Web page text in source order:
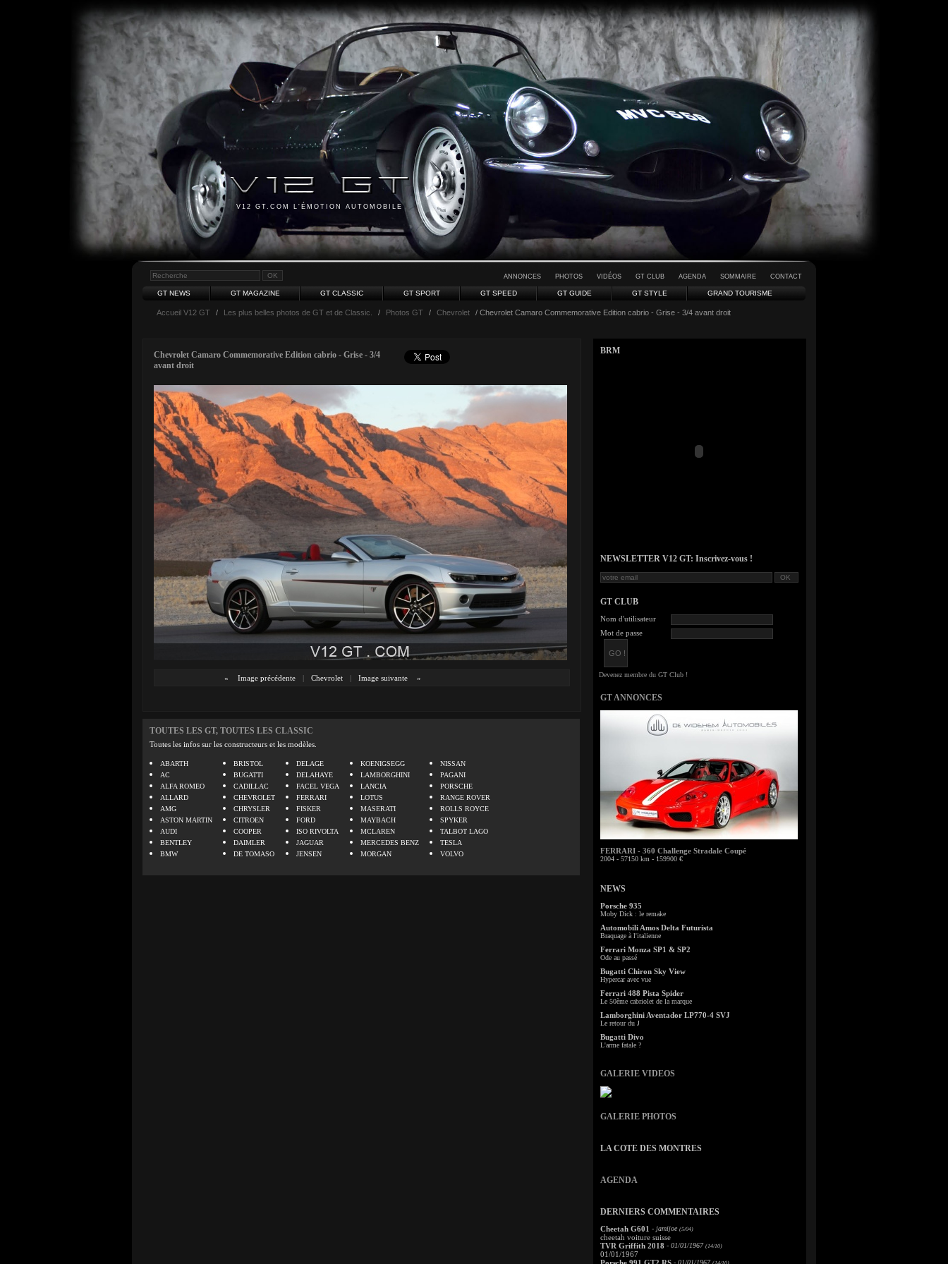
V12 GT.COM L'ÉMOTION AUTOMOBILE
ANNONCES PHOTOS VIDÉOS GT CLUB AGENDA SOMMAIRE CONTACT
GT NEWS GT MAGAZINE GT CLASSIC GT SPORT GT SPEED GT GUIDE GT STYLE GRAND TOURISME
Accueil V12 GT / Les plus belles photos de GT et de Classic. / Photos GT / Chevrolet / Chevrolet Camaro Commemorative Edition cabrio - Grise - 3/4 avant droit
Chevrolet Camaro Commemorative Edition cabrio - Grise - 3/4
avant droit
« Image précédente | Chevrolet | Image suivante »
TOUTES LES GT, TOUTES LES CLASSIC
Toutes les infos sur les constructeurs et les modèles.
ABARTH
AC
ALFA ROMEO
ALLARD
AMG
ASTON MARTIN
AUDI
BENTLEY
BMW
BRISTOL
BUGATTI
CADILLAC
CHEVROLET
CHRYSLER
CITROEN
COOPER
DAIMLER
DE TOMASO
DELAGE
DELAHAYE
FACEL VEGA
FERRARI
FISKER
FORD
ISO RIVOLTA
JAGUAR
JENSEN
KOENIGSEGG
LAMBORGHINI
LANCIA
LOTUS
MASERATI
MAYBACH
MCLAREN
MERCEDES BENZ
MORGAN
NISSAN
PAGANI
PORSCHE
RANGE ROVER
ROLLS ROYCE
SPYKER
TALBOT LAGO
TESLA
VOLVO
BRM
NEWSLETTER V12 GT: Inscrivez-vous !
GT CLUB
Nom d'utilisateur
Mot de passe
GT ANNONCES
FERRARI - 360 Challenge Stradale Coupé
2004 - 57150 km - 159900 €
NEWS
Porsche 935
Moby Dick : le remake
Automobili Amos Delta Futurista
Braquage à l'italienne
Ferrari Monza SP1 & SP2
Ode au passé
Bugatti Chiron Sky View
Hypercar avec vue
Ferrari 488 Pista Spider
Le 50ème cabriolet de la marque
Lamborghini Aventador LP770-4 SVJ
Le retour du J
Bugatti Divo
L'arme fatale ?
GALERIE VIDEOS
GALERIE PHOTOS
LA COTE DES MONTRES
AGENDA
DERNIERS COMMENTAIRES
Cheetah G601 - jamijoe (5/04)
cheetah voiture suisse
TVR Griffith 2018 - 01/01/1967 (14/10)
01/01/1967
- 01/01/1967